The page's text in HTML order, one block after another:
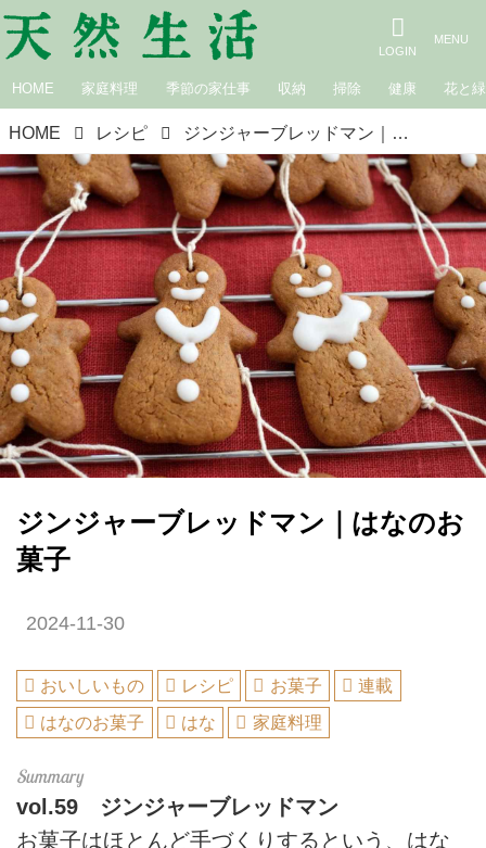
HOME 家庭料理 季節の家仕事 収納 掃除 健康 花と緑
HOME レシピ ジンジャーブレッドマン｜はなのお菓子
ジンジャーブレッドマン｜はなのお
菓子
2024-11-30
おいしいもの レシピ お菓子
連載
はなのお菓子
はな 家庭料理
vol.59 ジンジャーブレッドマン
お菓子はほとんど手づくりするという、はな